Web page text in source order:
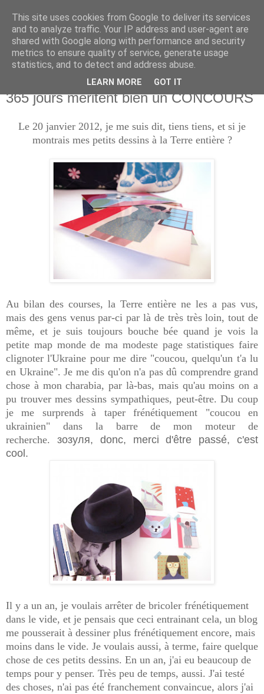
dimanche 20 janvier 2013
365 jours méritent bien un CONCOURS
Le 20 janvier 2012, je me suis dit, tiens tiens, et si je
montrais mes petits dessins à la Terre entière ?
Au bilan des courses, la Terre entière ne les a pas vus,
mais des gens venus par-ci par là de très très loin, tout de
même, et je suis toujours bouche bée quand je vois la
petite map monde de ma modeste page statistiques faire
clignoter l'Ukraine pour me dire "coucou, quelqu'un t'a lu
en Ukraine". Je me dis qu'on n'a pas dû comprendre grand
chose à mon charabia, par là-bas, mais qu'au moins on a
pu trouver mes dessins sympathiques, peut-être. Du coup
je me surprends à taper frénétiquement "coucou en
ukrainien" dans la barre de mon moteur de
recherche. зозуля, donc, merci d'être passé, c'est
cool.
Il y a un an, je voulais arrêter de bricoler frénétiquement
dans le vide, et je pensais que ceci entrainant cela, un blog
me pousserait à dessiner plus frénétiquement encore, mais
moins dans le vide. Je voulais aussi, à terme, faire quelque
chose de ces petits dessins. En un an, j'ai eu beaucoup de
temps pour y penser. Très peu de temps, aussi. J'ai testé
des choses, n'ai pas été franchement convaincue, alors j'ai
This site uses cookies from Google to deliver its services
and to analyze traffic. Your IP address and user-agent are
shared with Google along with performance and security
metrics to ensure quality of service, generate usage
statistics, and to detect and address abuse.
LEARN MORE GOT IT